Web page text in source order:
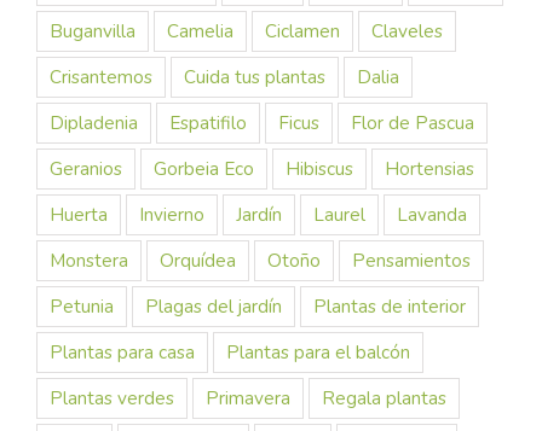
Buganvilla
Camelia Ciclamen
Claveles
Crisantemos
Cuida tus plantas
Dalia
Dipladenia
Espatifilo Ficus
Flor de Pascua
Geranios
Gorbeia Eco Hibiscus
Hortensias
Huerta
Invierno Jardín Laurel
Lavanda
Monstera
Orquídea Otoño
Pensamientos
Petunia
Plagas del jardín
Plantas de interior
Plantas para casa
Plantas para el balcón
Plantas verdes
Primavera
Regala plantas